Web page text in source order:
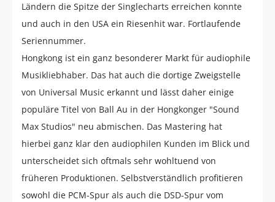
Ländern die Spitze der Singlecharts erreichen konnte
und auch in den USA ein Riesenhit war. Fortlaufende
Seriennummer.
Hongkong ist ein ganz besonderer Markt für audiophile
Musikliebhaber. Das hat auch die dortige Zweigstelle
von Universal Music erkannt und lässt daher einige
populäre Titel von Ball Au in der Hongkonger "Sound
Max Studios" neu abmischen. Das Mastering hat
hierbei ganz klar den audiophilen Kunden im Blick und
unterscheidet sich oftmals sehr wohltuend von
früheren Produktionen. Selbstverständlich profitieren
sowohl die PCM-Spur als auch die DSD-Spur vom